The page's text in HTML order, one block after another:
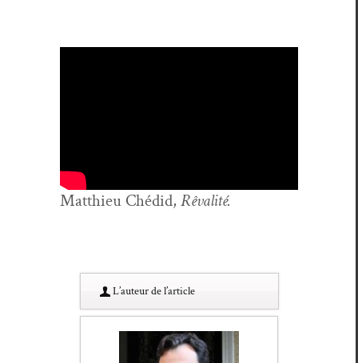
Matthieu Ché­did, Rêval­ité.
L’au­teur de l’article